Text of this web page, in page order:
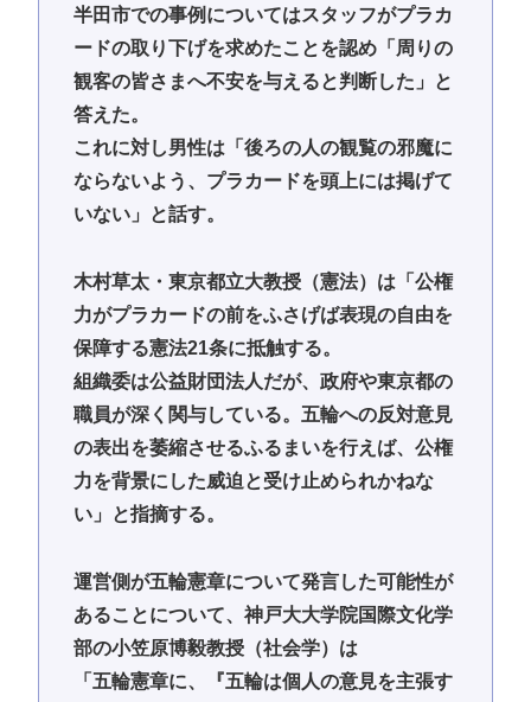
半田市での事例についてはスタッフがプラカ
ードの取り下げを求めたことを認め「周りの
観客の皆さまへ不安を与えると判断した」と
答えた。
これに対し男性は「後ろの人の観覧の邪魔に
ならないよう、プラカードを頭上には掲げて
いない」と話す。
木村草太・東京都立大教授（憲法）は「公権
力がプラカードの前をふさげば表現の自由を
保障する憲法21条に抵触する。
組織委は公益財団法人だが、政府や東京都の
職員が深く関与している。五輪への反対意見
の表出を萎縮させるふるまいを行えば、公権
力を背景にした威迫と受け止められかねな
い」と指摘する。
運営側が五輪憲章について発言した可能性が
あることについて、神戸大大学院国際文化学
部の小笠原博毅教授（社会学）は
「五輪憲章に、『五輪は個人の意見を主張す